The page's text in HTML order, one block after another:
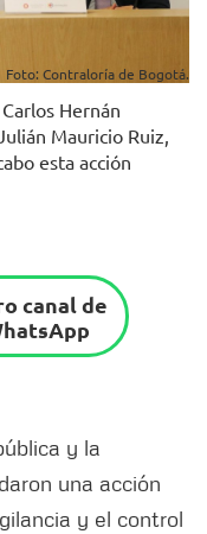
Foto: Contraloría de Bogotá.
Hernán
Mauricio Ruiz,
esta acción
canal de
y la
una acción
y el control